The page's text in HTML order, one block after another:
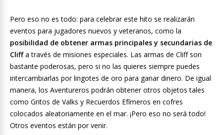
Pero eso no es todo: para celebrar este hito se realizarán
eventos para jugadores nuevos y veteranos, como la
posibilidad de obtener armas principales y secundarias de
Cliffa través de misiones especiales. Las armas de Cliff son
bastante poderosas, pero si no las quieres siempre puedes
intercambiarlas por lingotes de oro para ganar dinero. De igual
manera, los Aventureros podrán obtener otros objetos tales
como Gritos de Valks y Recuerdos Efímeros en cofres
colocados aleatoriamente en el mar. ¡Pero eso no será todo!
Otros eventos están por venir.